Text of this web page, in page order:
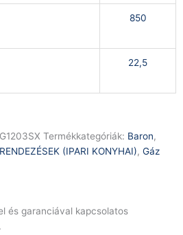
850
22,5
Termékkategóriák: Baron,
(IPARI KONYHAI), Gáz
és garanciával kapcsolatos